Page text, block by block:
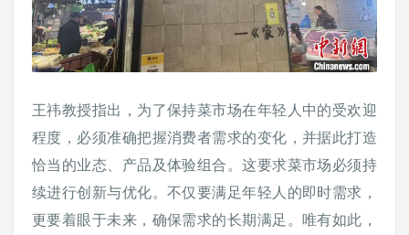
王祎教授指出，为了保持菜市场在年轻人中的受欢迎
程度，必须准确把握消费者需求的变化，并据此打造
恰当的业态、产品及体验组合。这要求菜市场必须持
续进行创新与优化。不仅要满足年轻人的即时需求，
更要着眼于未来，确保需求的长期满足。唯有如此，